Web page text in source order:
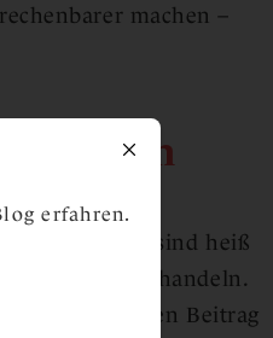
machen –
die Sommer sind heiß
Wir müssen handeln.
auch er einen Beitrag
erfahren.